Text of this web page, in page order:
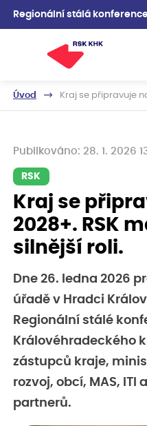
Regionální stálá
Úvod Kraj se připravuje
Publikováno: 28. 1. 2026
RSK
Kraj se
2028+. RSK
silnější roli.
Dne 26. ledna 2026
úřadě v Hradci
Regionální stálé
Královéhradeckého
zástupců kraje,
rozvoj, obcí, MAS,
partnerů.